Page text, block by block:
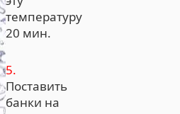
температуру
20 мин.
5.
Поставить
банки на